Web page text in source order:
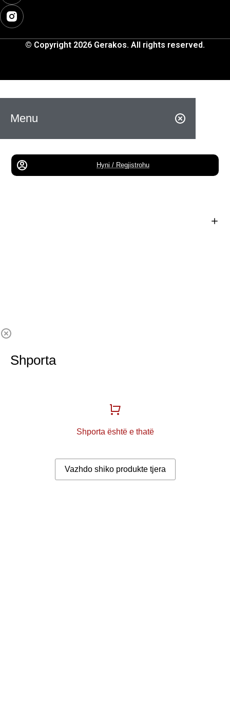
© Copyright 2026 Gerakos. All rights reserved.
Menu
Hyni / Regjistrohu
Shporta
Shporta është e thatë
Vazhdo shiko produkte tjera